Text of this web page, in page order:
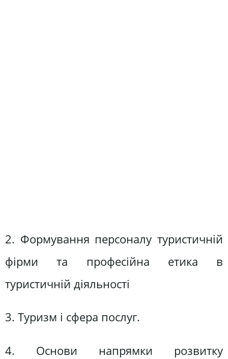
2. Формування персоналу туристичній
фірми та професійна етика в
туристичній діяльності
3. Туризм і сфера послуг.
4. Основи напрямки розвитку